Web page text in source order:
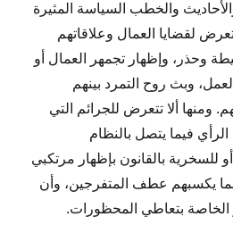
والخطب السياسة المثيرة
لقضايا العمال وعلاقاتهم
وحذر، وإظهار تجمهر العمال أو
وبث روح التمرد بينهم
ومنها ألا تتعرض للجرائم التي
فيما يتصل بالنظام
للسخرية بالقانون بإظهار مرتكبي
بما يكسبهم عطف المتفرجين، وأن
الخاصة بتعاطي المحظورات.